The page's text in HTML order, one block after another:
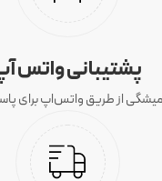
پشتیبانی واتس
از طریق واتس‌اپ برای